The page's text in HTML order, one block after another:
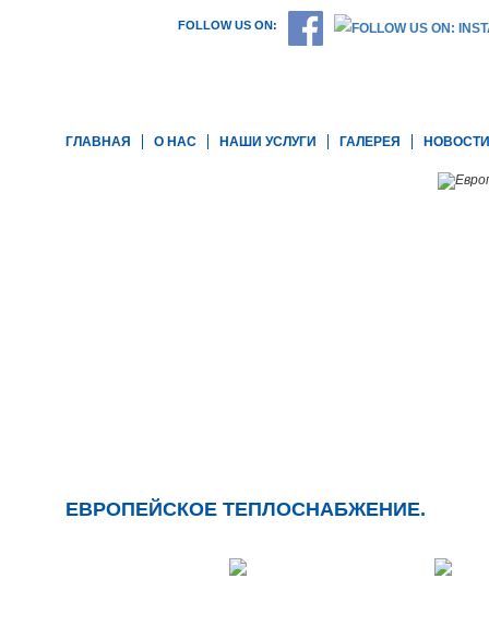
FOLLOW US ON:
ГЛАВНАЯ О НАС НАШИ УСЛУГИ ГАЛЕРЕЯ НОВОСТИ
ЕВРОПЕЙСКОЕ ТЕПЛОСНАБЖЕНИЕ.